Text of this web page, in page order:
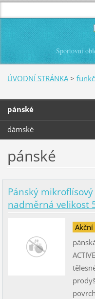
Sportovní
ÚVODNÍ STRÁNKA >
pánské
dámské
pánské
Pánský mikroflísový
nadměrná velikost